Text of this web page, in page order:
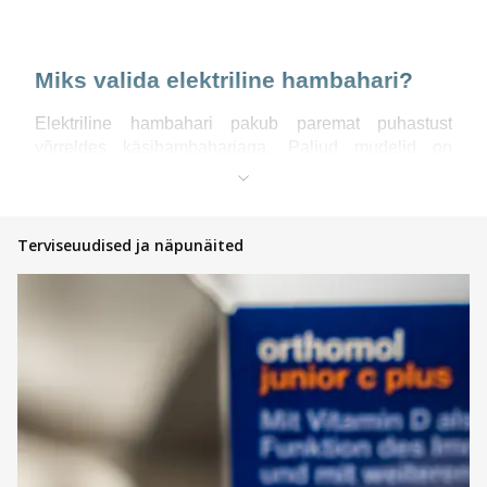
Miks valida elektriline hambahari?
Elektriline hambahari pakub paremat puhastust
varustatud ajastitega, mis aitavad harjata soovitatavad
eriti neile, kes kogevad raskusi manuaalse
mis teevad ringikujulisi liigutusi, ja soonsed harjad,
mis vibreerivad kiirelt, tagades tõhusa katu
eemaldamise. Lisaks tuleks harjamist täiendada ka
, et saavutada veelgi parem puhastus.
Kellele sobivad elektrilised
hambaharjad?
Terviseuudised ja näpunäited